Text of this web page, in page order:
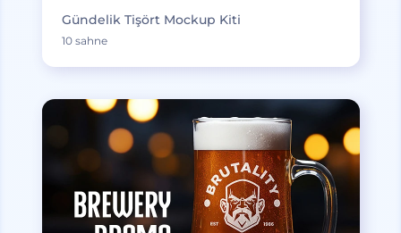
Gündelik Tişört Mockup Kiti
10 sahne